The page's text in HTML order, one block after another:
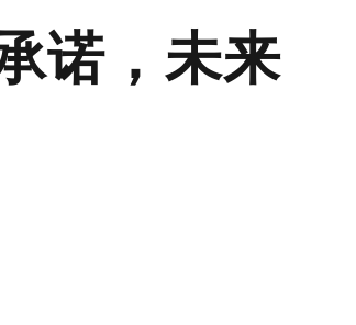
诺，未来